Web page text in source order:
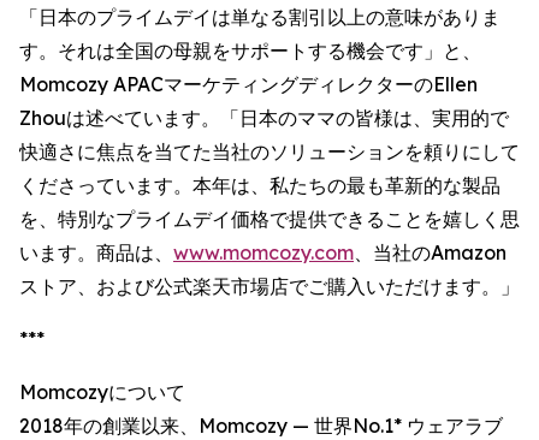
「日本のプライムデイは単なる割引以上の意味がありま
す。それは全国の母親をサポートする機会です」と、
Momcozy APACマーケティングディレクターのEllen
Zhouは述べています。「日本のママの皆様は、実用的で
快適さに焦点を当てた当社のソリューションを頼りにして
くださっています。本年は、私たちの最も革新的な製品
を、特別なプライムデイ価格で提供できることを嬉しく思
います。商品は、 www.momcozy.com、当社のAmazon
ストア、および公式楽天市場店でご購入いただけます。」
***
Momcozyについて
2018年の創業以来、Momcozy — 世界No.1* ウェアラブ